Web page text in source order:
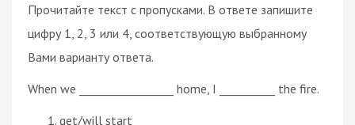
Прочитайте текст с пропусками. В ответе запишите
цифру 1, 2, 3 или 4, соответствующую выбранному
Вами варианту ответа.
When we _________________ home, I __________ the fire.
get/will start